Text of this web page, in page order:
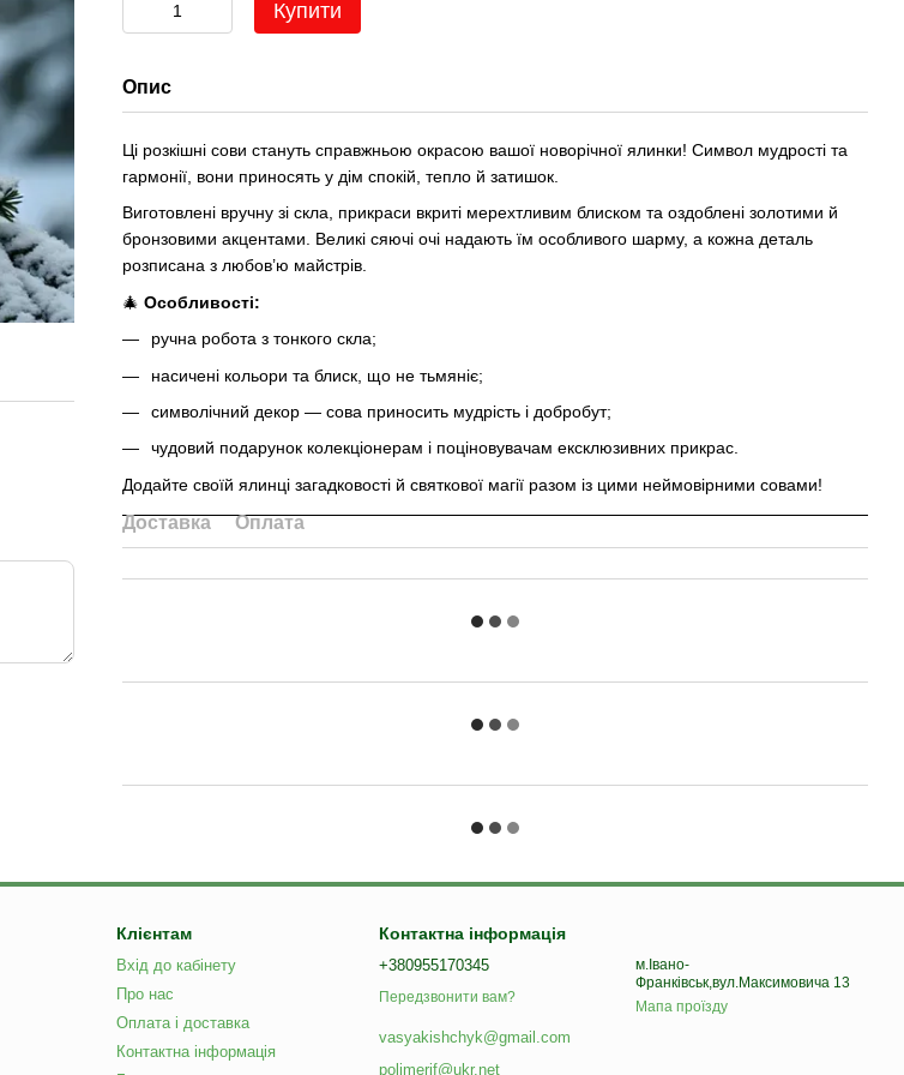
Купити
Опис
Ці розкішні сови стануть справжньою окрасою вашої новорічної ялинки! Символ мудрості та
гармонії, вони приносять у дім спокій, тепло й затишок.
Виготовлені вручну зі скла, прикраси вкриті мерехтливим блиском та оздоблені золотими й
бронзовими акцентами. Великі сяючі очі надають їм особливого шарму, а кожна деталь
розписана з любов’ю майстрів.
🎄 Особливості:
ручна робота з тонкого скла;
насичені кольори та блиск, що не тьмяніє;
символічний декор — сова приносить мудрість і добробут;
чудовий подарунок колекціонерам і поціновувачам ексклюзивних прикрас.
Додайте своїй ялинці загадковості й святкової магії разом із цими неймовірними совами!
Доставка Оплата
Клієнтам
Вхід до кабінету
Про нас
Оплата і доставка
Контактна інформація
Контактна інформація
+380955170345
Передзвонити вам?
vasyakishchyk@gmail.com
polimerif@ukr.net
м.Івано-
Франківськ,вул.Максимовича 13
Мапа проїзду